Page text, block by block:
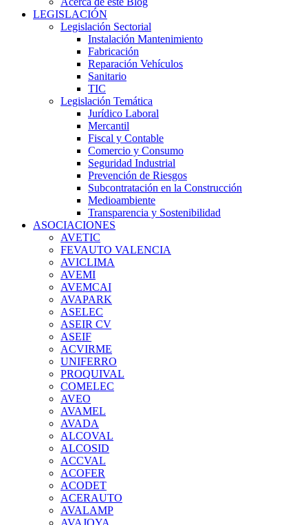
LEGISLACIÓN
Legislación Sectorial
Instalación Mantenimiento
Fabricación
Reparación Vehículos
Sanitario
TIC
Legislación Temática
Jurídico Laboral
Mercantil
Fiscal y Contable
Comercio y Consumo
Seguridad Industrial
Prevención de Riesgos
Subcontratación en la Construcción
Medioambiente
Transparencia y Sostenibilidad
ASOCIACIONES
AVETIC
FEVAUTO VALENCIA
AVICLIMA
AVEMI
AVEMCAI
AVAPARK
ASELEC
ASEIR CV
ASEIF
ACVIRME
UNIFERRO
PROQUIVAL
COMELEC
AVEO
AVAMEL
AVADA
ALCOVAL
ALCOSID
ACCVAL
ACOFER
ACODET
ACERAUTO
AVALAMP
AVAJOYA